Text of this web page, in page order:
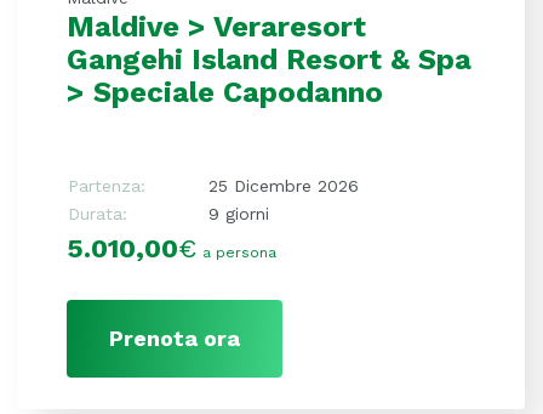
Maldive > Veraresort
Gangehi Island Resort & Spa
> Speciale Capodanno
Partenza:
25 Dicembre 2026
Durata:
9 giorni
5.010,00€ a persona
Prenota ora